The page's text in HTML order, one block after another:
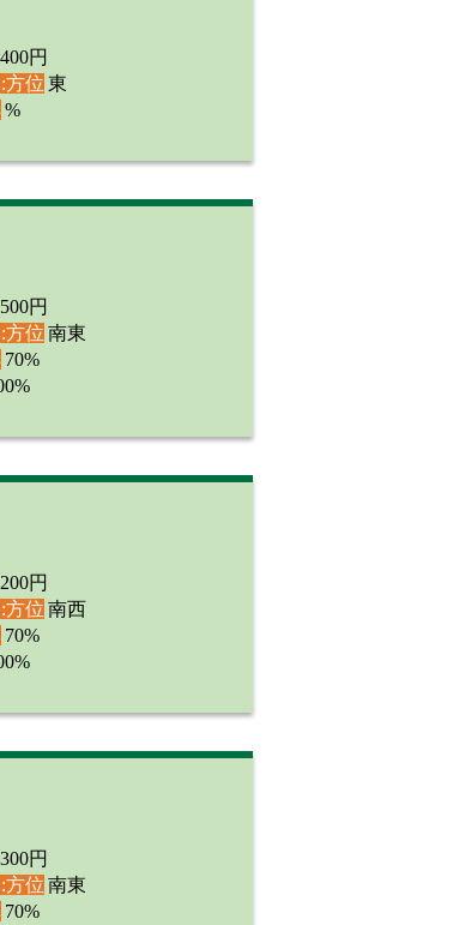
円
方位 東
%
円
方位 南東
70%
円
方位 南西
70%
円
方位 南東
70%